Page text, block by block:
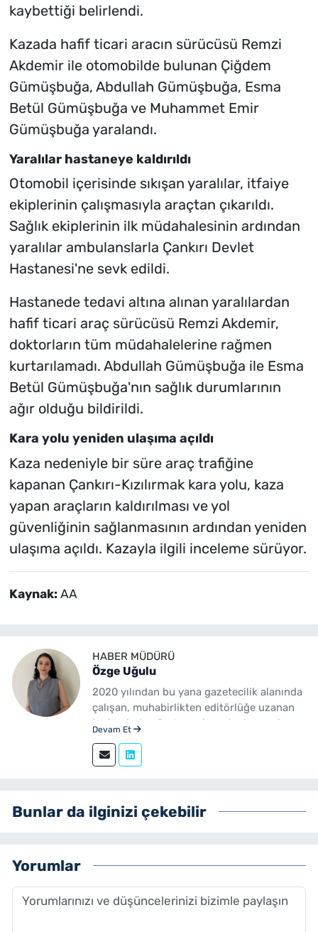
kaybettiği belirlendi.
Kazada hafif ticari aracın sürücüsü Remzi
Akdemir ile otomobilde bulunan Çiğdem
Gümüşbuğa, Abdullah Gümüşbuğa, Esma
Betül Gümüşbuğa ve Muhammet Emir
Gümüşbuğa yaralandı.
Yaralılar hastaneye kaldırıldı
Otomobil içerisinde sıkışan yaralılar, itfaiye
ekiplerinin çalışmasıyla araçtan çıkarıldı.
Sağlık ekiplerinin ilk müdahalesinin ardından
yaralılar ambulanslarla Çankırı Devlet
Hastanesi'ne sevk edildi.
Hastanede tedavi altına alınan yaralılardan
hafif ticari araç sürücüsü Remzi Akdemir,
doktorların tüm müdahalelerine rağmen
kurtarılamadı. Abdullah Gümüşbuğa ile Esma
Betül Gümüşbuğa'nın sağlık durumlarının
ağır olduğu bildirildi.
Kara yolu yeniden ulaşıma açıldı
Kaza nedeniyle bir süre araç trafiğine
kapanan Çankırı-Kızılırmak kara yolu, kaza
yapan araçların kaldırılması ve yol
güvenliğinin sağlanmasının ardından yeniden
ulaşıma açıldı. Kazayla ilgili inceleme sürüyor.
Kaynak: AA
HABER MÜDÜRÜ
Özge Uğulu
2020 yılından bu yana gazetecilik alanında
çalışan, muhabirlikten editörlüğe uzanan
kariyerinde gündem, siyaset, ekonomi,
olmak üzere birçok alanda içerik üreten bir
gazetecidir. Ege Üniversitesi İletişim
olarak çalışmalarını sürdürmektedir.
Devam Et
Bunlar da ilginizi çekebilir
Yorumlar